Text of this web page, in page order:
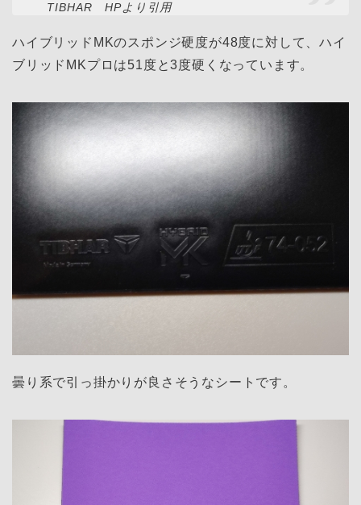
TIBHAR HPより引用
ハイブリッドMKのスポンジ硬度が48度に対して、ハイ
ブリッドMKプロは51度と3度硬くなっています。
曇り系で引っ掛かりが良さそうなシートです。